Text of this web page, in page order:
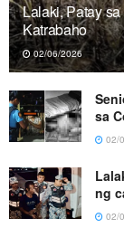
Lalaki, Patay
Katrabaho
02/06/2026
sa
02/
ng
02/